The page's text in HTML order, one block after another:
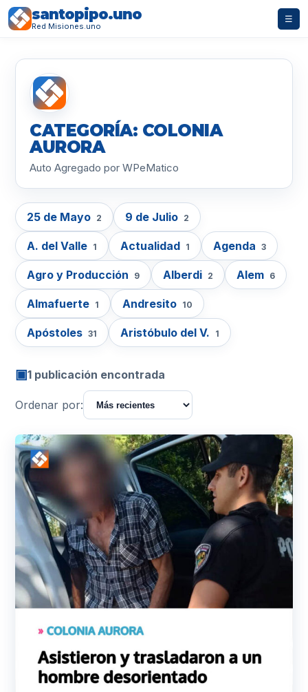
santopipo.uno
Red Misiones.uno
☰
CATEGORÍA: COLONIA
AURORA
Auto Agregado por WPeMatico
25 de Mayo 2 9 de Julio 2
A. del Valle 1 Actualidad 1 Agenda 3
Agro y Producción 9 Alberdi 2 Alem 6
Almafuerte 1 Andresito 10
Apóstoles 31 Aristóbulo del V. 1
▣1 publicación encontrada
Ordenar por: